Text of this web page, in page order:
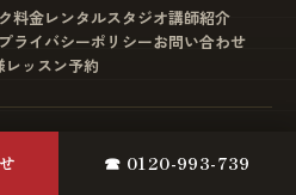
料金レンタルスタジオ講師紹介
プライバシーポリシーお問い合わせ
レッスン予約
市根本2-12 ミヤザワビル4F
☎ 0120-993-739